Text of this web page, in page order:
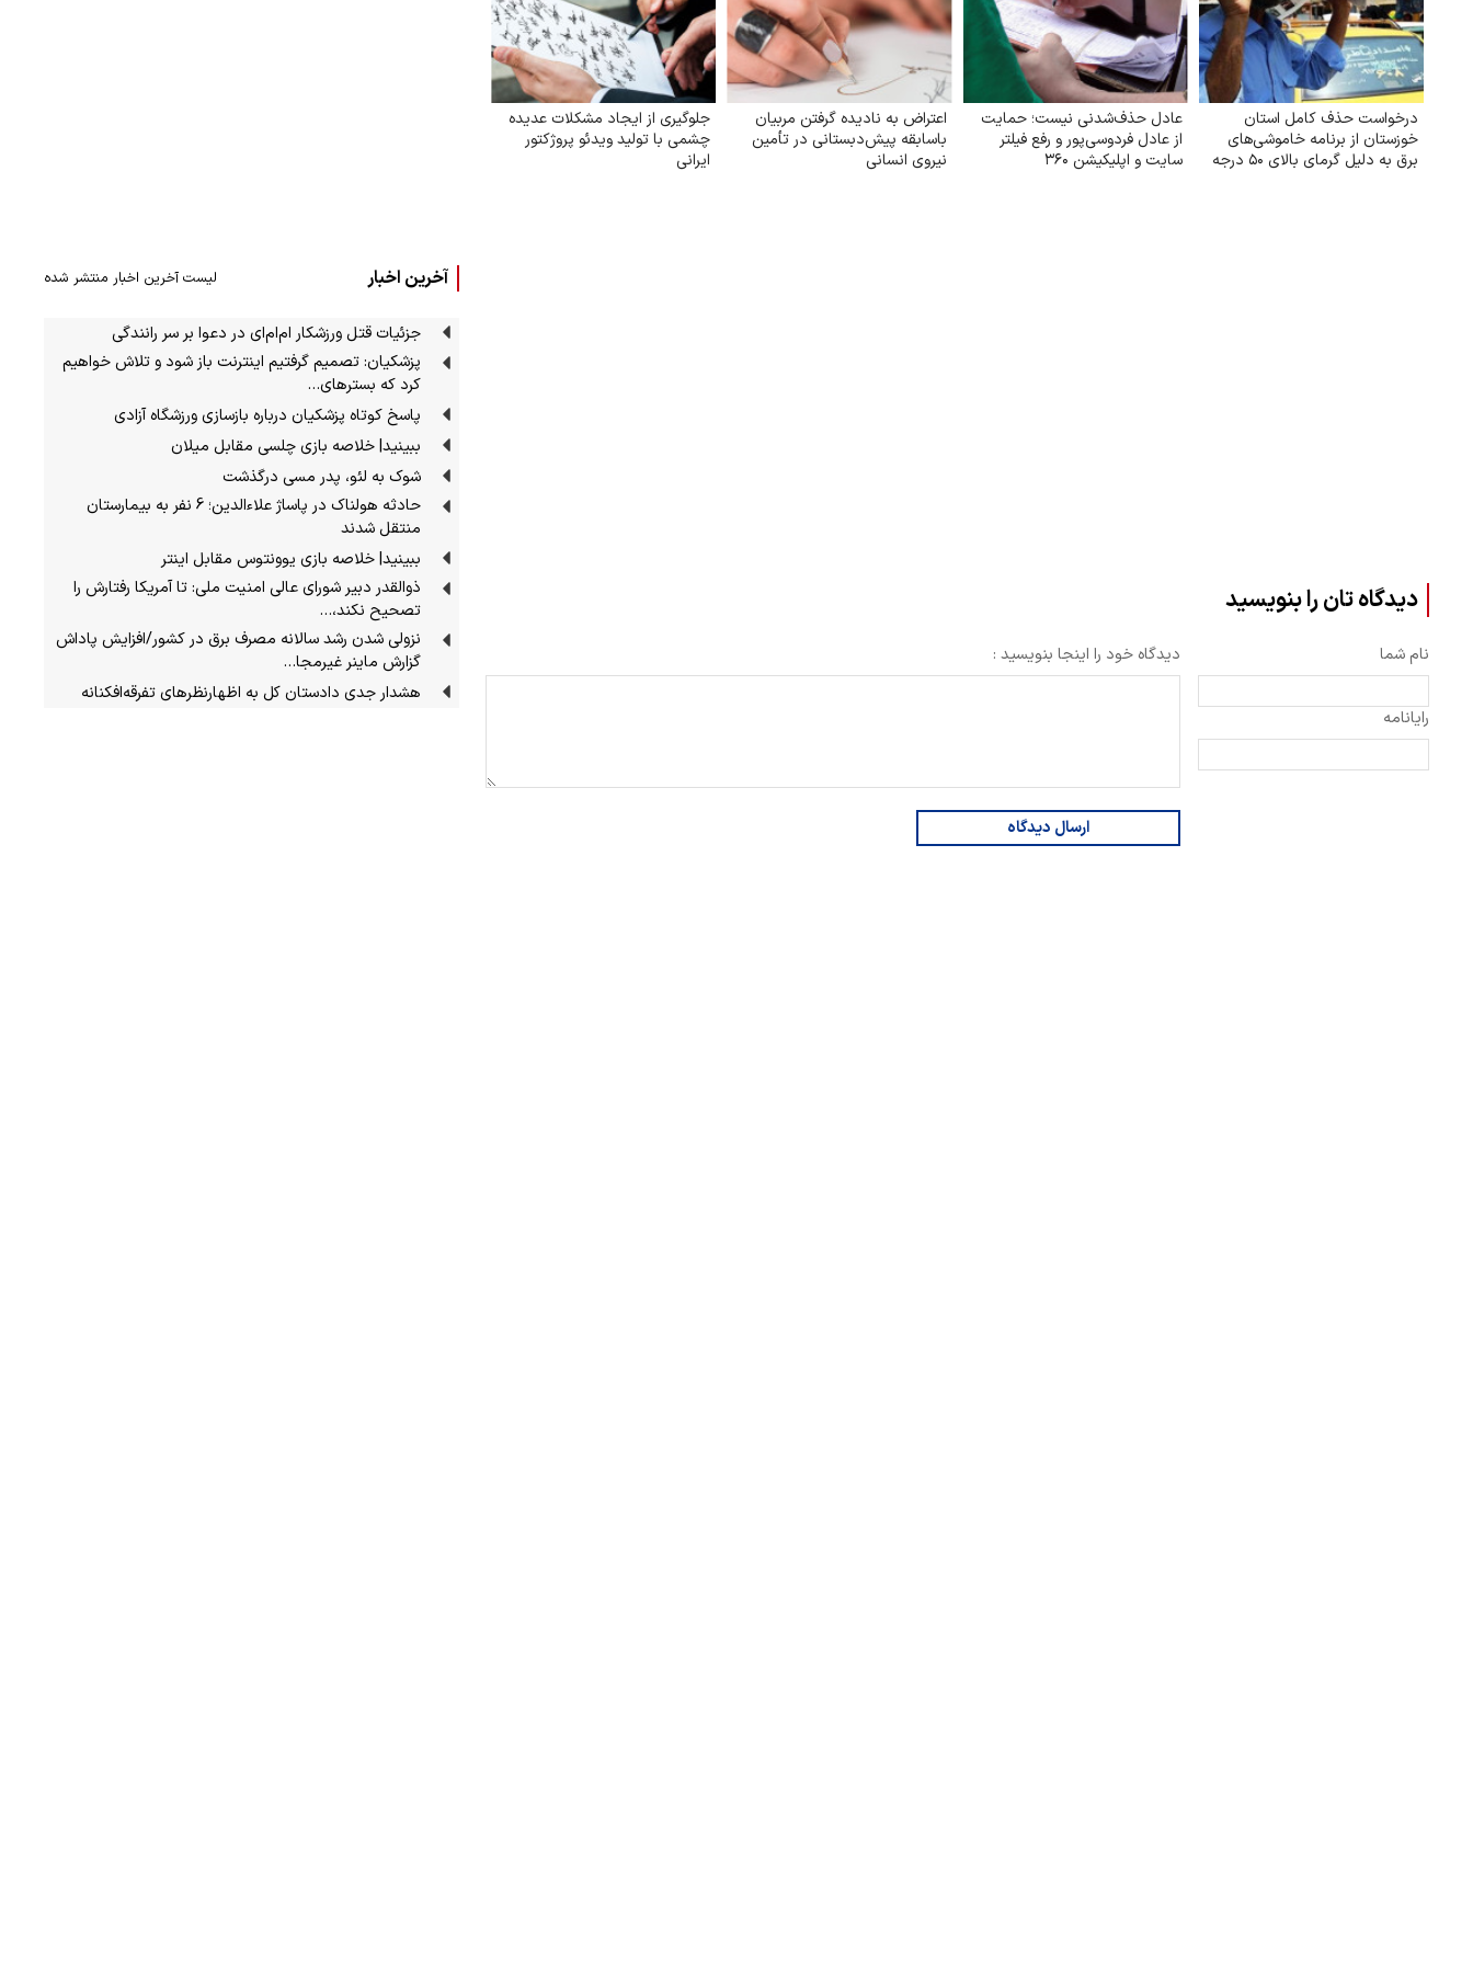
درخواست حذف کامل استان
خوزستان از برنامه خاموشی‌های
برق به دلیل گرمای بالای ۵۰ درجه
عادل حذف‌شدنی نیست؛ حمایت
از عادل فردوسی‌پور و رفع فیلتر
سایت و اپلیکیشن ۳۶۰
اعتراض به نادیده گرفتن مربیان
باسابقه پیش‌دبستانی در تأمین
نیروی انسانی
جلوگیری از ایجاد مشکلات عدیده
چشمی با تولید ویدئو پروژکتور
ایرانی
دیدگاه تان را بنویسید
نام شما
رایانامه
دیدگاه خود را اینجا بنویسید :
ارسال دیدگاه
آخرین اخبار لیست آخرین اخبار منتشر شده
جزئیات قتل ورزشکار ام‌ام‌ای در دعوا بر سر رانندگی
پزشکیان: تصمیم گرفتیم اینترنت باز شود و تلاش خواهیم
کرد که بسترهای…
پاسخ کوتاه پزشکیان درباره بازسازی ورزشگاه آزادی
ببینید| خلاصه بازی چلسی مقابل میلان
شوک به لئو، پدر مسی درگذشت
حادثه هولناک در پاساژ علاءالدین؛ 6 نفر به بیمارستان
منتقل شدند
ببینید| خلاصه بازی یوونتوس مقابل اینتر
ذوالقدر دبیر شورای عالی امنیت ملی: تا آمریکا رفتارش را
تصحیح نکند،…
نزولی شدن رشد سالانه مصرف برق در کشور/افزایش پاداش
گزارش ماینر غیرمجا…
هشدار جدی دادستان کل به اظهارنظرهای تفرقه‌افکنانه